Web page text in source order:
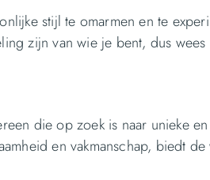
stijl te omarmen en te
zijn van wie je bent, dus
die op zoek is naar unieke
en vakmanschap, biedt